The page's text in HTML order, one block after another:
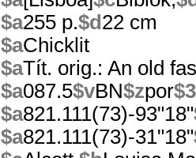
$a255 p.$d 22 cm
$aChicklit
$aTít. orig.: An old
$a087.5$vBN$zpor$3
$a821.111(73)-93"18"
$a821.111(73)-31"18"